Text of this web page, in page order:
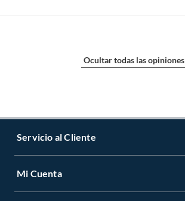
Ocultar todas las opiniones
Servicio al Cliente
Contáctanos
Mi Cuenta